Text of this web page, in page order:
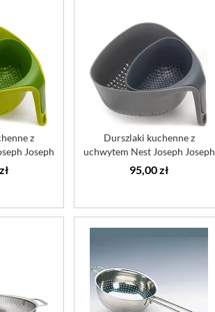
z
Joseph
Durszlaki kuchenne z
uchwytem Nest Joseph Joseph
szare
95,00 zł